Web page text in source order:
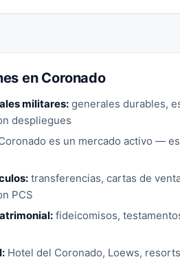
en Coronado
militares:generales durables,
despliegues
es un mercado activo —
transferencias, cartas de
PCS
fideicomisos,
Hotel del Coronado, Loews,